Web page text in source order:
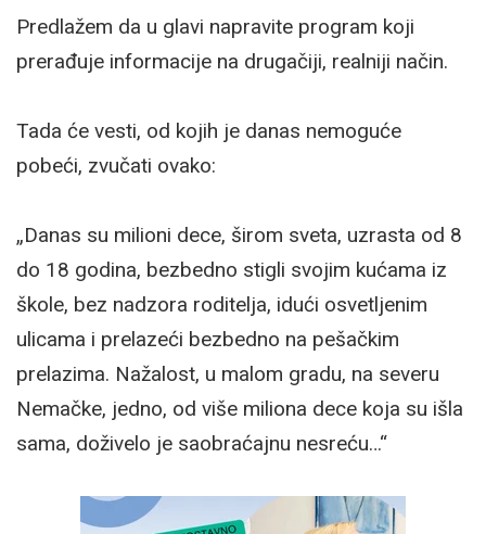
Predlažem da u glavi napravite program koji
prerađuje informacije na drugačiji, realniji način.
Tada će vesti, od kojih je danas nemoguće
pobeći, zvučati ovako:
„Danas su milioni dece, širom sveta, uzrasta od 8
do 18 godina, bezbedno stigli svojim kućama iz
škole, bez nadzora roditelja, idući osvetljenim
ulicama i prelazeći bezbedno na pešačkim
prelazima. Nažalost, u malom gradu, na severu
Nemačke, jedno, od više miliona dece koja su išla
sama, doživelo je saobraćajnu nesreću…“